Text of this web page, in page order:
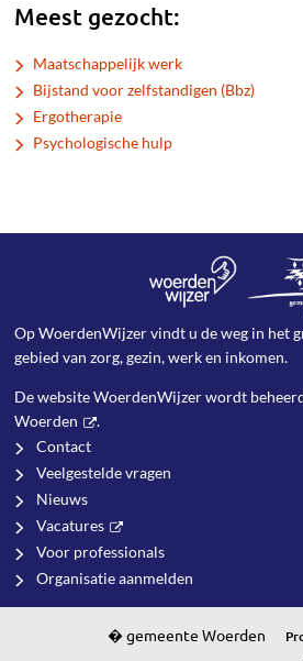
Meest gezocht:
Maatschappelijk werk
Bijstand voor zelfstandigen (Bbz)
Ergotherapie
Psychologische hulp
Op WoerdenWijzer vindt u de weg in het
gebied van zorg, gezin, werk en inkomen.
De website WoerdenWijzer wordt
Woerden
.
Contact
Veelgestelde vragen
Nieuws
Vacatures
Voor professionals
Organisatie aanmelden